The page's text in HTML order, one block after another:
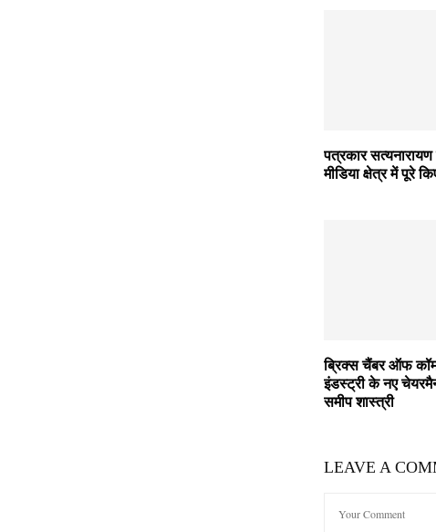
पत्रकार सत्यनारायण
मीडिया क्षेत्र में पूरे
ब्रिक्स चैंबर ऑफ
इंडस्ट्री के नए
समीप शास्त्री
LEAVE A